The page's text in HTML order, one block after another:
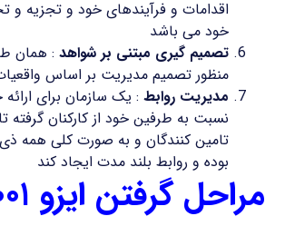
اقدامات و فرآیندهای خود و تجزیه و
خود می باشد
تصمیم گیری مبتنی بر شواهد : همان
منظور تصمیم مدیریت بر اساس
مدیریت روابط : یک سازمان برای
نسبت به طرفین خود از کارکنان گرفته
تامین کنندگان و به صورت کلی همه
بوده و روابط بلند مدت ایجاد کند
مراحل گرفتن ایزو ۹۰۰۱